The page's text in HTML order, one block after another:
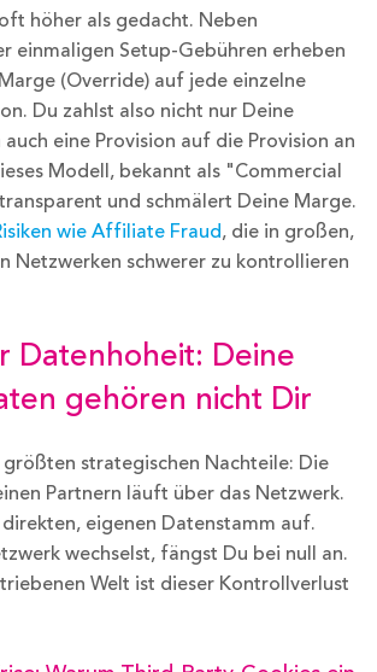
höher als gedacht. Neben
einmaligen Setup-Gebühren erheben
(Override) auf jede einzelne
Du zahlst also nicht nur Deine
eine Provision auf die Provision an
Modell, bekannt als "Commercial
und schmälert Deine Marge.
wie Affiliate Fraud, die in großen,
Netzwerken schwerer zu kontrollieren
Datenhoheit: Deine
gehören nicht Dir
strategischen Nachteile: Die
Partnern läuft über das Netzwerk.
eigenen Datenstamm auf.
wechselst, fängst Du bei null an.
Welt ist dieser Kontrollverlust